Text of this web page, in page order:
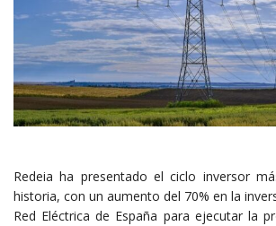
Redeia ha presentado el ciclo inversor
historia, con un aumento del 70% en la
Red Eléctrica de España para ejecutar la